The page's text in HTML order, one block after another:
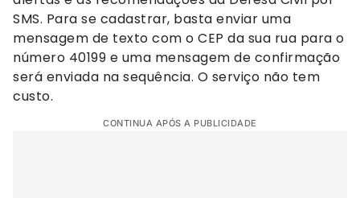
SMS. Para se cadastrar, basta enviar uma
mensagem de texto com o CEP da sua rua para o
número 40199 e uma mensagem de confirmação
será enviada na sequência. O serviço não tem
custo.
CONTINUA APÓS A PUBLICIDADE